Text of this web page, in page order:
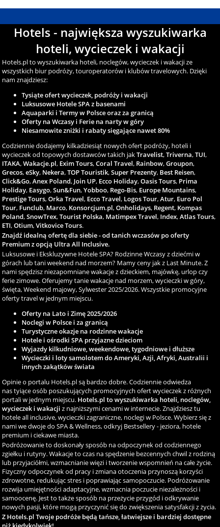
Hotels - największa wyszukiwarka
hoteli, wycieczek i wakacji
Hotels.pl to wyszukiwarka hoteli, noclegów, wycieczek i wakacji ze
wszystkich biur podróży, touroperatorów i klubów travelowych. Dzięki
nam znajdziesz:
Tysiąte ofert wycieczek, podróży i wakacji
Luksusowe Hotele SPA z basenami
Aquaparki i Termy w Polsce oraz za granicą
Oferty na Wczasy i Ferie na narty w góry
Niesamowite zniżki i rabaty sięgające nawet 80%
Codziennie dodajemy kilkadziesiąt nowych ofert podróży, hoteli i
wycieczek od topowych dostawców takich jakTravelist,Triverna,TUI,
ITAKA,Wakacje.pl, Exim Tours,Coral Travel, Rainbow,Groupon,
Grecos,eSky, Nekera,TOP Touristik,Super Prezenty, Best Reisen,
Click&Go,Anex Poland, Join UP, Ecco Holiday,Oasis Tours, Prima
Holiday, Easygo,Sun&Fun,Yobboo, Rego-Bis, Europe Mountains,
Prestige Tours,Orka Travel, Ecco Travel, Logos Tour,Atur, Euro Pol
Tour, Funclub, Marco, Konsorcjum.pl,Onholidays, Regent, Kompas
Poland,SnowTrex,Tourist Polska, Matimpex Travel, Index,Atlas Tours,
ETI,Otium,Vitkovice Tours.
Znajdź idealną ofertę dla siebie - od tanich wczasów po oferty
Premium z opcją Ultra All Inclusive.
Luksusowe i Ekskluzywne Hotele SPA? Rodzinne Wczasy z dziećmi w
górach lub tani weekend nad morzem? Mamy ceny jak z Last Minute. Z
nami spędzisz niezapomniane wakacje z dzieckiem, majówkę, urlop czy
ferie zimowe. Oferujemy tanie wakacje nad morzem, wycieczki w góry,
święta, Weekend majowy, Sylwester 2025/2026. Wszystkie promocyjne
oferty travel w jednym miejscu.
Oferty na Lato i Zimę 2025/2026
Noclegi w Polsce i za granicą
Turystyczne okazje na rodzinne wakacje
Hotele i ośrodki SPA przyjazne dzieciom
Wyjazdy kilkudniowe, weekendowe, tygodniowe i dłuższe
Wycieczki i loty samolotem do Ameryki, Azji, Afryki, Australii i
innych zakątków świata
Opinie o portalu Hotels.pl są bardzo dobre. Codziennie odwiedza
nas tyiące osób poszukujących promocyjnych ofert wycieczek z różnych
portali w jednym miejscu. Hotels.pl to wyszukiwarka hoteli, noclegów,
wycieczek i wakacji z najniższymi cenami w internecie. Znajdziesz tu
hotele all inclusive, wycieczki zagraniczne, noclegi w Polsce. Wybierz się z
nami we dwoje do SPA & Wellness, odkryj Bestsellery - jeziora, hotele
premium i ciekawe miasta.
Podróżowanie to doskonały sposób na odpoczynek od codziennego
zgiełku i rutyny. Wakacje to czas na spędzenie bezcennych chwil z rodziną
lub przyjaciółmi, wzmacnianie więzi i tworzenie wspomnień na całe życie.
Fizyczny odpoczynek od pracy i zmiana otoczenia przynoszą korzyści
zdrowotne, redukując stres i poprawiając samopoczucie. Podróżowanie
rozwija umiejętności adaptacyjne, wzmacnia poczucie niezależności i
samoocenę. Jest to także sposób na przeżycie przygód i odkrywanie
nowych pasji, które mogą przyczynić się do zwiększenia satysfakcji z życia.
Z Hotels.pl Twoje podróże będą tańsze, łatwiejsze i bardziej dostępne